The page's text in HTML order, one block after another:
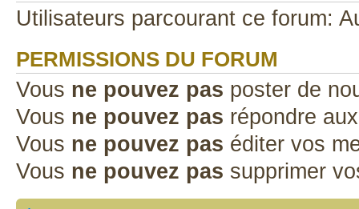
Utilisateurs parcourant ce forum:
PERMISSIONS DU FORUM
Vous ne pouvez pas poster de
Vous ne pouvez pas répondre
Vous ne pouvez pas éditer vos
Vous ne pouvez pas supprimer